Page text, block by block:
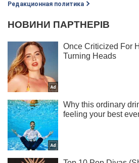
Редакционная политика